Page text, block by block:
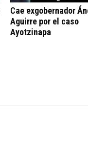
Cae exgobernador
Aguirre por el caso
Ayotzinapa